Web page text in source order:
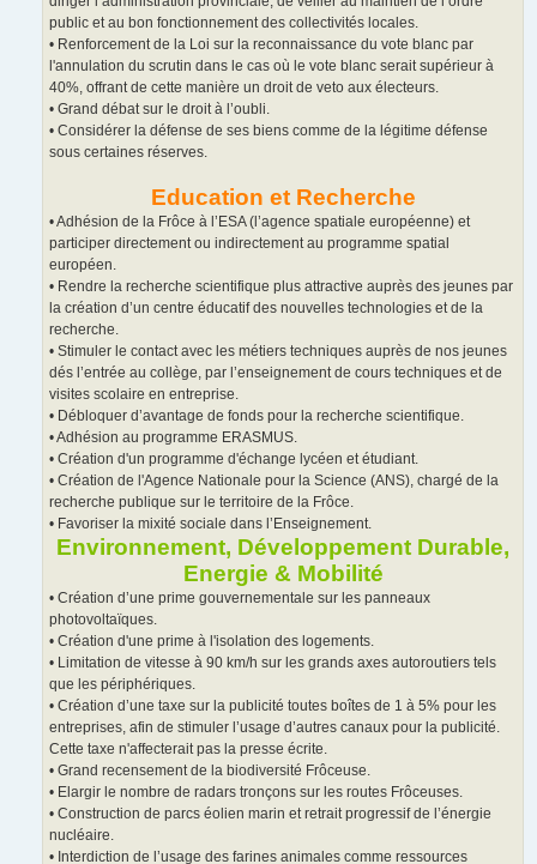
public et au bon fonctionnement des collectivités locales.
• Renforcement de la Loi sur la reconnaissance du vote blanc par
l'annulation du scrutin dans le cas où le vote blanc serait supérieur à
40%, offrant de cette manière un droit de veto aux électeurs.
• Grand débat sur le droit à l’oubli.
• Considérer la défense de ses biens comme de la légitime défense
sous certaines réserves.
Education et Recherche
• Adhésion de la Frôce à l’ESA (l’agence spatiale européenne) et
participer directement ou indirectement au programme spatial
européen.
• Rendre la recherche scientifique plus attractive auprès des jeunes par
la création d’un centre éducatif des nouvelles technologies et de la
recherche.
• Stimuler le contact avec les métiers techniques auprès de nos jeunes
dés l’entrée au collège, par l’enseignement de cours techniques et de
visites scolaire en entreprise.
• Débloquer d’avantage de fonds pour la recherche scientifique.
• Adhésion au programme ERASMUS.
• Création d'un programme d'échange lycéen et étudiant.
• Création de l'Agence Nationale pour la Science (ANS), chargé de la
recherche publique sur le territoire de la Frôce.
• Favoriser la mixité sociale dans l’Enseignement.
Environnement, Développement Durable,
Energie & Mobilité
• Création d’une prime gouvernementale sur les panneaux
photovoltaïques.
• Création d'une prime à l'isolation des logements.
• Limitation de vitesse à 90 km/h sur les grands axes autoroutiers tels
que les périphériques.
• Création d’une taxe sur la publicité toutes boîtes de 1 à 5% pour les
entreprises, afin de stimuler l’usage d’autres canaux pour la publicité.
Cette taxe n'affecterait pas la presse écrite.
• Grand recensement de la biodiversité Frôceuse.
• Elargir le nombre de radars tronçons sur les routes Frôceuses.
• Construction de parcs éolien marin et retrait progressif de l’énergie
nucléaire.
• Interdiction de l’usage des farines animales comme ressources